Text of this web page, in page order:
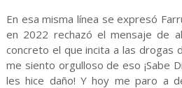
En esa misma línea se expresó
en 2022 rechazó el mensaje de
concreto el que incita a las drogas
me siento orgulloso de eso ¡Sabe
les hice daño! Y hoy me paro a